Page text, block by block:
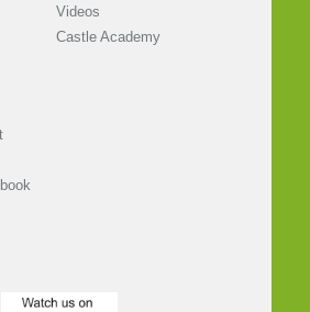
Videos
Castle Academy